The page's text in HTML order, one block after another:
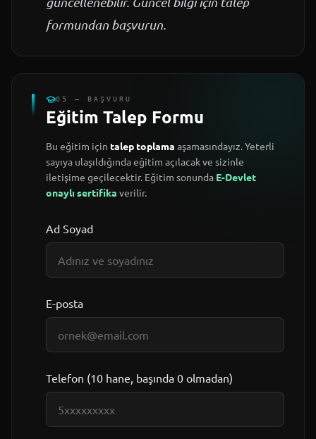
formundan başvurun.
05 — BAŞVURU
Eğitim Talep Formu
Bu eğitim için talep toplama aşamasındayız. Yeterli
sayıya ulaşıldığında eğitim açılacak ve sizinle
iletişime geçilecektir. Eğitim sonunda E-Devlet
onaylı sertifika verilir.
Ad Soyad
E-posta
Telefon (10 hane, başında 0 olmadan)